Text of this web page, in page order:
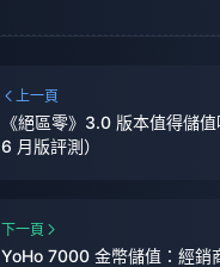
上一頁
《絕區零》3.0 版本值得儲
6 月版評測）
下一頁
YoHo 7000 金幣儲值：經銷